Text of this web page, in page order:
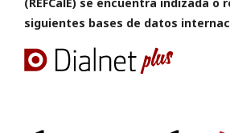
siguientes bases de datos